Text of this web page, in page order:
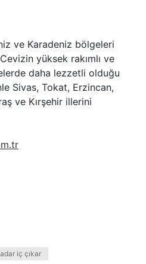
ve Karadeniz bölgeleri
yüksek rakımlı ve
daha lezzetli olduğu
Sivas, Tokat, Erzincan,
ve Kırşehir illerini
iç çıkar